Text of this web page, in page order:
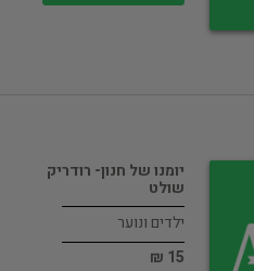
יומנו של חנון- רודריק
שולט
ילדים ונוער
15 ₪